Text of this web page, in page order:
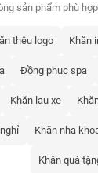
sản phẩm phù
thêu logo Khăn
Đồng phục spa
Khăn lau xe
Khăn nha
Khăn quà